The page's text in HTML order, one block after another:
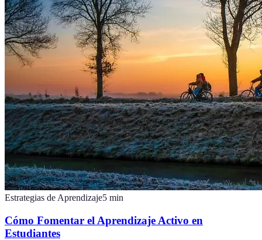
Estrategias de Aprendizaje5 min
Cómo Fomentar el Aprendizaje Activo en
Estudiantes